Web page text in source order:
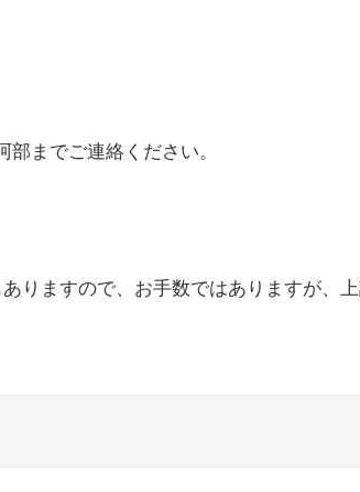
までご連絡ください。
りますので、お手数ではありますが、